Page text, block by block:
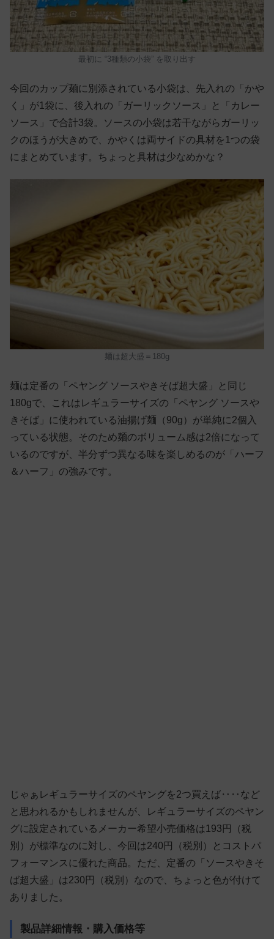
最初に “3種類の小袋” を取り出す
今回のカップ麺に別添されている小袋は、先入れの「かや
く」が1袋に、後入れの「ガーリックソース」と「カレー
ソース」で合計3袋。ソースの小袋は若干ながらガーリッ
クのほうが大きめで、かやくは両サイドの具材を1つの袋
にまとめています。ちょっと具材は少なめかな？
麺は超大盛＝180g
麺は定番の「ペヤング ソースやきそば超大盛」と同じ
180gで、これはレギュラーサイズの「ペヤング ソースや
きそば」に使われている油揚げ麺（90g）が単純に2個入
っている状態。そのため麺のボリューム感は2倍になって
いるのですが、半分ずつ異なる味を楽しめるのが「ハーフ
＆ハーフ」の強みです。
じゃぁレギュラーサイズのペヤングを2つ買えば‥‥など
と思われるかもしれませんが、レギュラーサイズのペヤン
グに設定されているメーカー希望小売価格は193円（税
別）が標準なのに対し、今回は240円（税別）とコストパ
フォーマンスに優れた商品。ただ、定番の「ソースやきそ
ば超大盛」は230円（税別）なので、ちょっと色が付けて
ありました。
製品詳細情報・購入価格等